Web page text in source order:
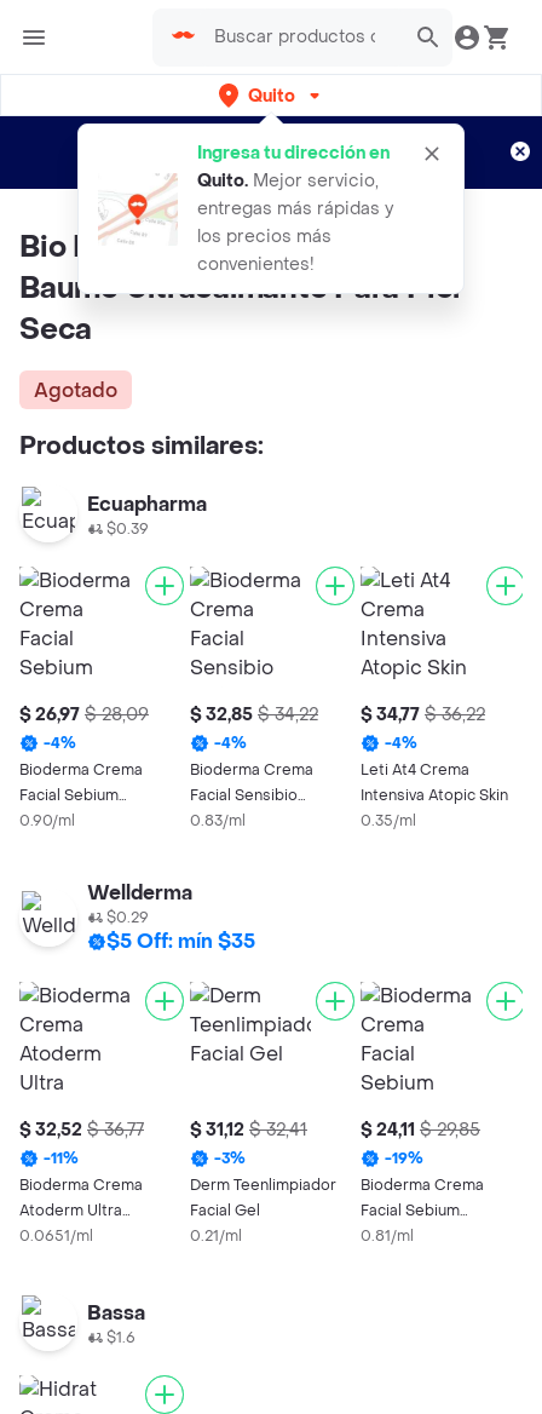
Quito
Ingresa tu dirección en
Quito. Mejor servicio,
entregas más rápidas y
los precios más
convenientes!
envíos gratis por semanas
Aplican TyC
Bio Derm A Ato Derm Intensive
Baume Ultracalmante Para Piel
Seca
Agotado
Productos similares:
Ecuapharma
$0.39
$ 26,97 $ 28,09
-4%
Bioderma Crema
Facial Sebium
Sensitive
0.90/ml
$ 32,85 $ 34,22
-4%
Bioderma Crema
Facial Sensibio
Defensive Calmante
0.83/ml
$ 34,77 $ 36,22
-4%
Leti At4 Crema
Intensiva Atopic Skin
0.35/ml
Wellderma
$0.29
$5 Off: mín $35
$ 32,52 $ 36,77
-11%
Bioderma Crema
Atoderm Ultra
Hidratante
0.0651/ml
$ 31,12 $ 32,41
-3%
Derm Teenlimpiador
Facial Gel
0.21/ml
$ 24,11 $ 29,85
-19%
Bioderma Crema
Facial Sebium
Sensitive
0.81/ml
Bassa
$1.6